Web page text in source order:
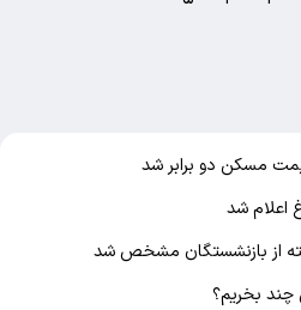
مسکن دو برابر شد
اعلام شد
از بازنشستگان مشخص شد
چند بخریم؟